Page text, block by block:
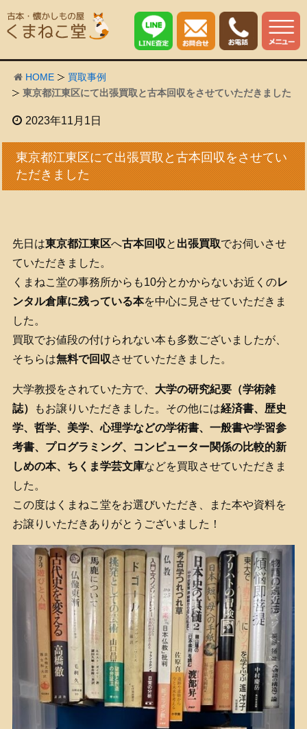
HOME
買取事例
東京都江東区にて出張買取と古本回収をさせていただきました
2023年11月1日
東京都江東区にて出張買取と古本回収をさせてい
ただきました
先日は東京都江東区へ古本回収 と 出張買取でお伺いさせ
ていただきました。
くまねこ堂の事務所からも10分とかからないお近くのレ
ンタル倉庫に残っている本を中心に見させていただきま
した。
買取でお値段の付けられない本も多数ございましたが、
そちらは無料で回収 させていただきました。
大学教授をされていた方で、 大学の研究紀要（学術雑
誌）
もお譲りいただきました。その他には経済書、歴史
学、哲学、美学、心理学などの学術書、一般書や学習参
考書、プログラミング、コンピューター関係の比較的新
しめの本、 ちくま学芸文庫などを買取させていただきま
した。
この度はくまねこ堂をお選びいただき、また本や資料を
お譲りいただきありがとうございました！